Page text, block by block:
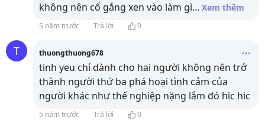
không nên cố gắng xen vào làm gì... Xem thêm
5 năm trước Trả lời 0
T thuongthuong678
tinh yeu chỉ dành cho hai người không nên trở
thành người thứ ba phá hoại tình cảm của
người khác như thế nghiệp nặng lắm đó hic hic
5 năm trước Trả lời 0